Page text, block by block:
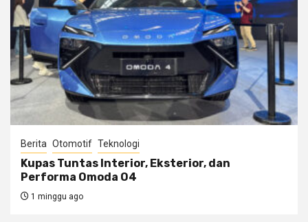
Berita Otomotif Teknologi
Kupas Tuntas Interior, Eksterior, dan
Performa Omoda O4
1 minggu ago